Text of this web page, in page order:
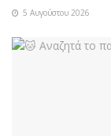
5 Αυγούστου 2026